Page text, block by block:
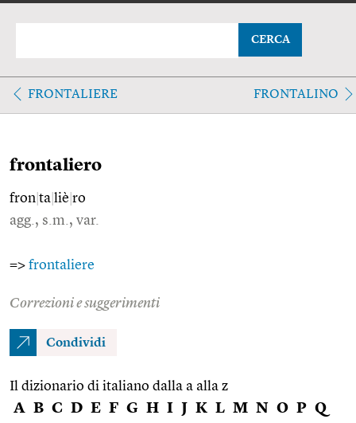
CERCA
FRONTALIERE FRONTALINO
frontaliero
fron ta liè ro
agg., s.m., var.
=> frontaliere
Correzioni e suggerimenti
Condividi
Il dizionario di italiano dalla a alla z
A B C D E F G H I J K L M N O P Q